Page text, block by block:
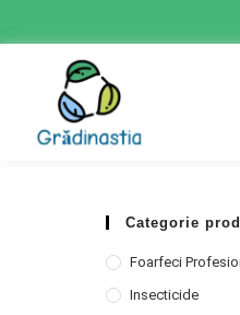
Categorie
Foarfeci
Insecticide